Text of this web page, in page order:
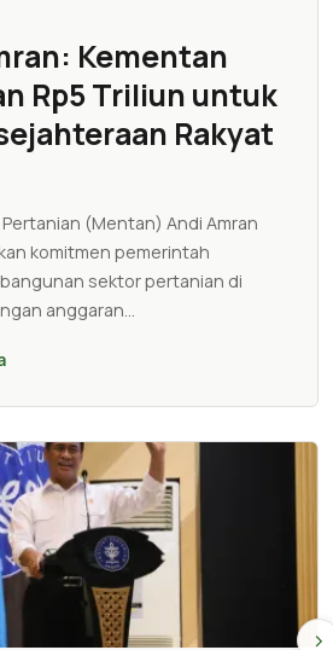
Kementan
Rp5 Triliun untuk
Rakyat
Pertanian (Mentan) Andi Amran
komitmen pemerintah
sektor pertanian di
anggaran...
›